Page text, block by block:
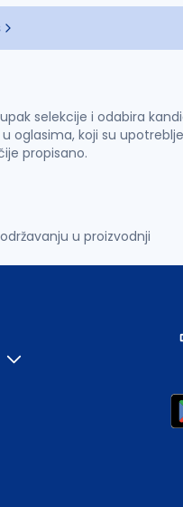
selekcije i odabira
koji su
propisano.
u proizvodnji